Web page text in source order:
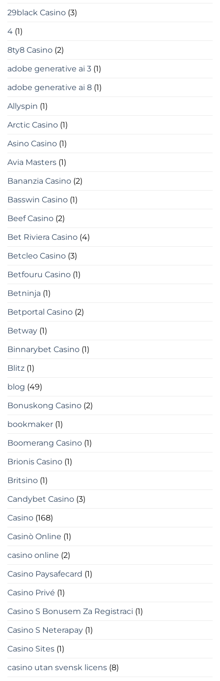
29black Casino (3)
4 (1)
8ty8 Casino (2)
adobe generative ai 3 (1)
adobe generative ai 8 (1)
Allyspin (1)
Arctic Casino (1)
Asino Casino (1)
Avia Masters (1)
Bananzia Casino (2)
Basswin Casino (1)
Beef Casino (2)
Bet Riviera Casino (4)
Betcleo Casino (3)
Betfouru Casino (1)
Betninja (1)
Betportal Casino (2)
Betway (1)
Binnarybet Casino (1)
Blitz (1)
blog (49)
Bonuskong Casino (2)
bookmaker (1)
Boomerang Casino (1)
Brionis Casino (1)
Britsino (1)
Candybet Casino (3)
Casino (168)
Casinò Online (1)
casino online (2)
Casino Paysafecard (1)
Casino Privé (1)
Casino S Bonusem Za Registraci (1)
Casino S Neterapay (1)
Casino Sites (1)
casino utan svensk licens (8)